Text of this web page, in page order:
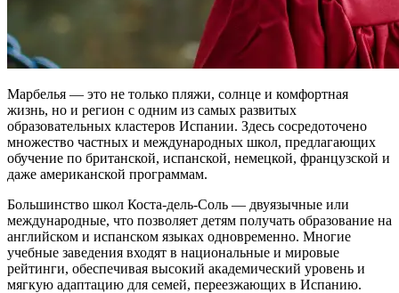
Марбелья — это не только пляжи, солнце и комфортная
жизнь, но и регион с одним из самых развитых
образовательных кластеров Испании. Здесь сосредоточено
множество частных и международных школ, предлагающих
обучение по британской, испанской, немецкой, французской и
даже американской программам.
Большинство школ Коста-дель-Соль — двуязычные или
международные, что позволяет детям получать образование на
английском и испанском языках одновременно. Многие
учебные заведения входят в национальные и мировые
рейтинги, обеспечивая высокий академический уровень и
мягкую адаптацию для семей, переезжающих в Испанию.